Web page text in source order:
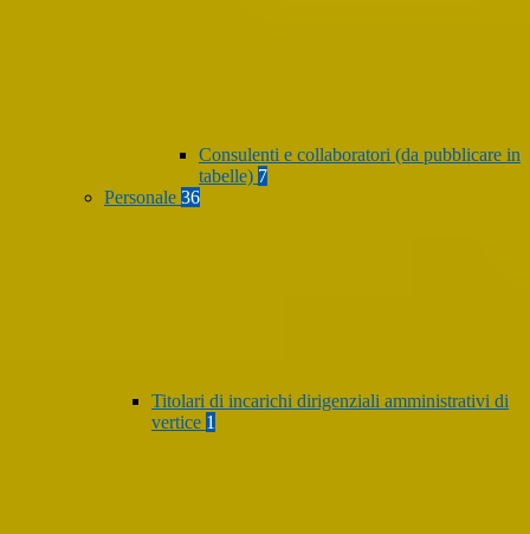
Consulenti e collaboratori (da pubblicare in
tabelle) 7
Personale 36
Titolari di incarichi dirigenziali amministrativi di
vertice 1